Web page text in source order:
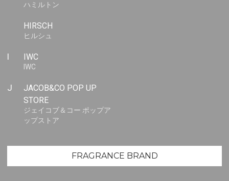
ハミルトン
HIRSCH
ヒルシュ
I IWC
IWC
J
JACOB&CO POP UP
STORE
ジェイコブ＆コー ポップア
ップストア
FRAGRANCE BRAND